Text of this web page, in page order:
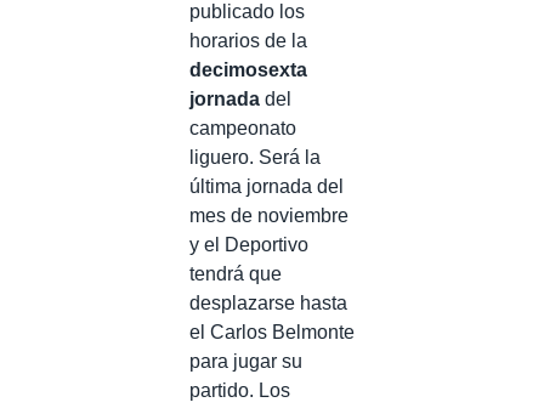
publicado los
horarios de la
decimosexta
jornada del
campeonato
liguero. Será la
última jornada del
mes de noviembre
y el Deportivo
tendrá que
desplazarse hasta
el Carlos Belmonte
para jugar su
partido. Los